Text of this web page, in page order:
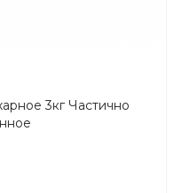
3кг Частично